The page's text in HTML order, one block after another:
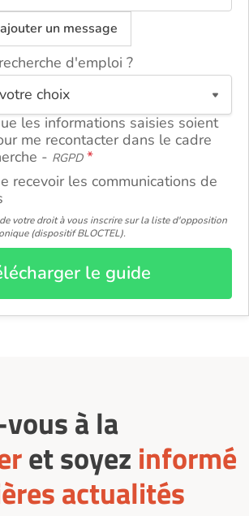
un message
d'emploi ?
les informations saisies soient
me recontacter dans le cadre
- RGPD
recevoir les communications de
votre droit à vous inscrire sur la liste d'opposition
(dispositif BLOCTEL).
le guide
ou
à la
et soyez informé
actualités